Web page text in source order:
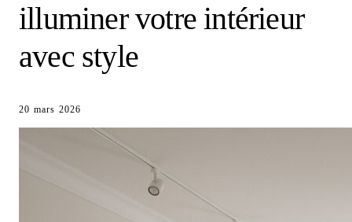
illuminer votre intérieur
avec style
20 mars 2026